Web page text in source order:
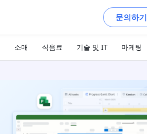
문의하기
소매 식음료 기술 및 IT 마케팅